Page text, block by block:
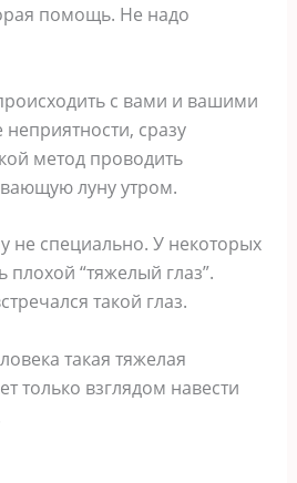
помощь. Не надо
с вами и вашими
сразу
метод проводить
луну утром.
не специально. У некоторых
“тяжелый глаз”.
такой глаз.
такая тяжелая
только взглядом навести